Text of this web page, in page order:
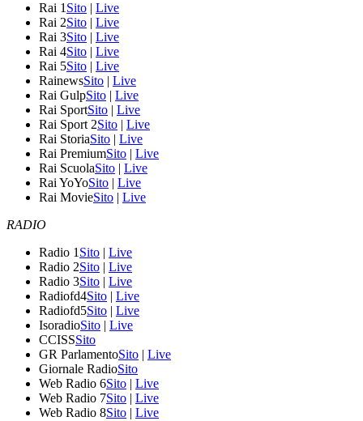
Rai 1 Sito | Live
Rai 2Sito | Live
Rai 3Sito | Live
Rai 4Sito | Live
Rai 5Sito | Live
RainewsSito | Live
Rai GulpSito | Live
Rai SportSito | Live
Rai Sport 2Sito | Live
Rai StoriaSito | Live
Rai PremiumSito | Live
Rai ScuolaSito | Live
Rai YoYoSito | Live
Rai MovieSito | Live
RADIO
Radio 1 Sito | Live
Radio 2Sito | Live
Radio 3Sito | Live
Radiofd4Sito | Live
Radiofd5Sito | Live
IsoradioSito | Live
CCISSSito
GR ParlamentoSito | Live
Giornale RadioSito
Web Radio 6Sito | Live
Web Radio 7Sito | Live
Web Radio 8Sito | Live